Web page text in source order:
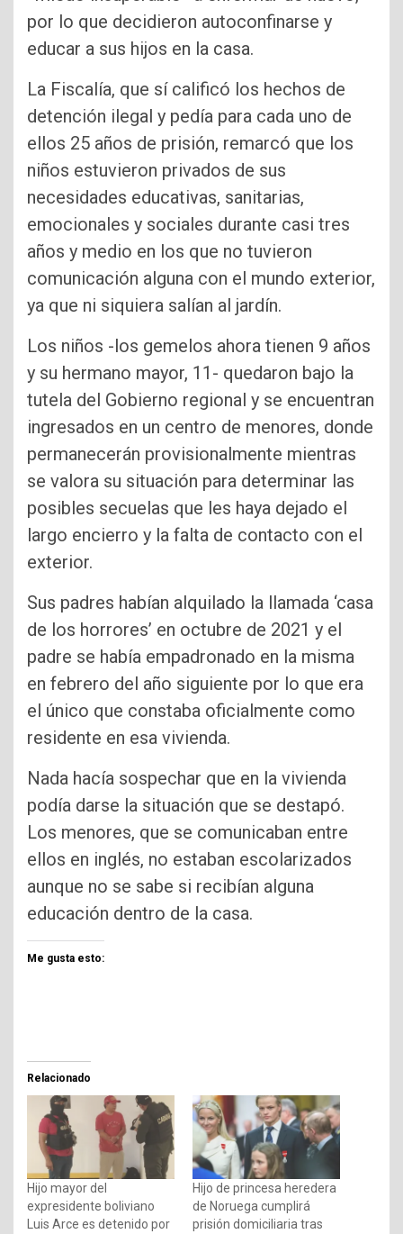
por lo que decidieron autoconfinarse y
educar a sus hijos en la casa.
La Fiscalía, que sí calificó los hechos de
detención ilegal y pedía para cada uno de
ellos 25 años de prisión, remarcó que los
niños estuvieron privados de sus
necesidades educativas, sanitarias,
emocionales y sociales durante casi tres
años y medio en los que no tuvieron
comunicación alguna con el mundo exterior,
ya que ni siquiera salían al jardín.
Los niños -los gemelos ahora tienen 9 años
y su hermano mayor, 11- quedaron bajo la
tutela del Gobierno regional y se encuentran
ingresados en un centro de menores, donde
permanecerán provisionalmente mientras
se valora su situación para determinar las
posibles secuelas que les haya dejado el
largo encierro y la falta de contacto con el
exterior.
Sus padres habían alquilado la llamada ‘casa
de los horrores’ en octubre de 2021 y el
padre se había empadronado en la misma
en febrero del año siguiente por lo que era
el único que constaba oficialmente como
residente en esa vivienda.
Nada hacía sospechar que en la vivienda
podía darse la situación que se destapó.
Los menores, que se comunicaban entre
ellos en inglés, no estaban escolarizados
aunque no se sabe si recibían alguna
educación dentro de la casa.
Me gusta esto:
Relacionado
Hijo mayor del
expresidente boliviano
Luis Arce es detenido por
Hijo de princesa heredera
de Noruega cumplirá
prisión domiciliaria tras